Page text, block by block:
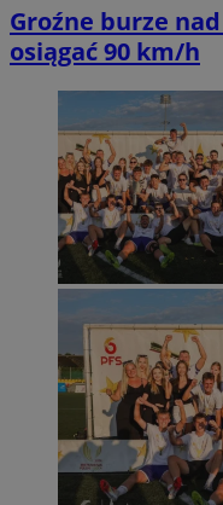
Groźne burze
osiągać 90 km/h